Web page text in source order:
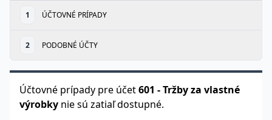
1 ÚČTOVNÉ PRÍPADY
2 PODOBNÉ ÚČTY
Účtovné prípady pre účet601 -Tržby za vlastné
výrobky nie sú zatiaľ dostupné.